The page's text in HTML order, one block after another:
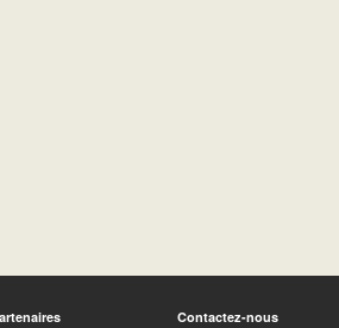
Contactez-nous